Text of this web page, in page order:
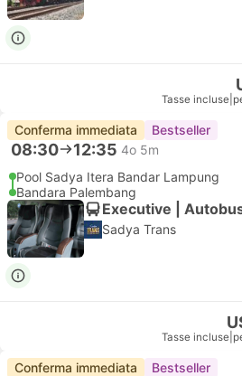
Tasse incluse
Conferma immediata Bestseller
08:30 12:35 4o 5m
Pool Sadya Itera Bandar Lampung
Bandara Palembang
Executive |
Sadya Trans
Tasse incluse
Conferma immediata Bestseller